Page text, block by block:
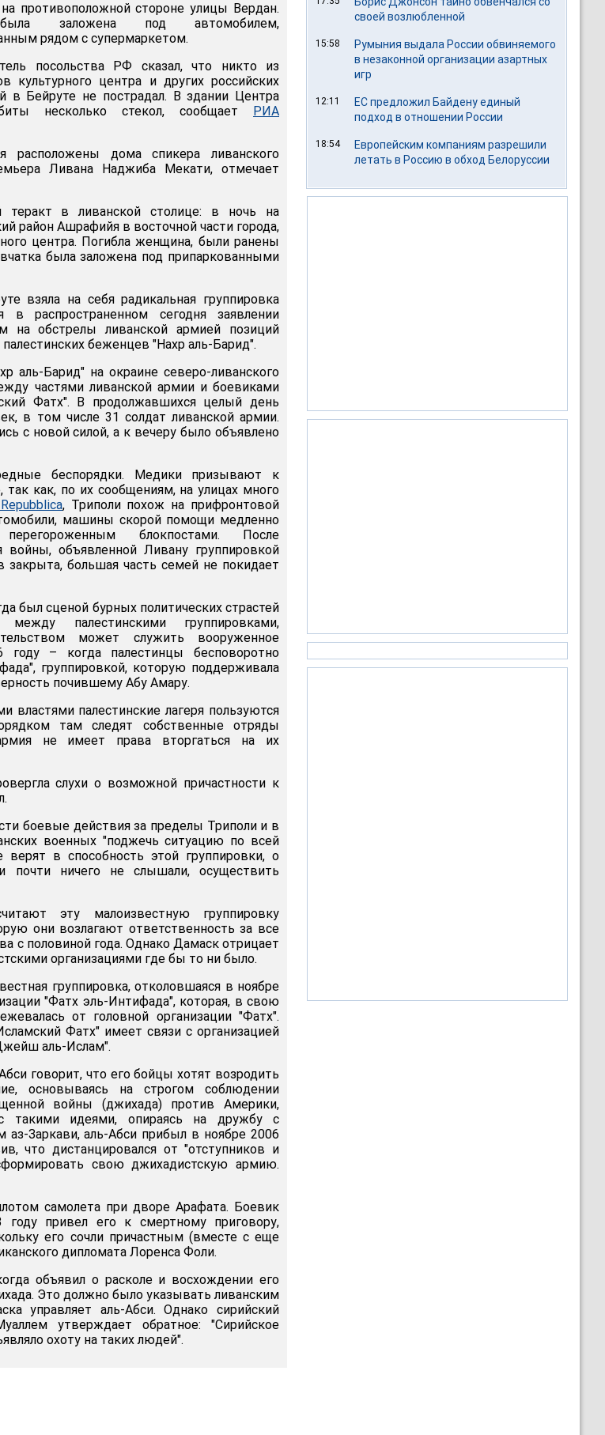
противоположной стороне улицы Вердан.
заложена под автомобилем,
рядом с супермаркетом.
посольства РФ сказал, что никто из
культурного центра и других российских
в Бейруте не пострадал. В здании Центра
несколько стекол, сообщает РИА
расположены дома спикера ливанского
Ливана Наджиба Мекати, отмечает
в ливанской столице: в ночь на
район Ашрафийя в восточной части города,
центра. Погибла женщина, были ранены
была заложена под припаркованными
взяла на себя радикальная группировка
распространенном сегодня заявлении
на обстрелы ливанской армией позиций
беженцев "Нахр аль-Барид".
аль-Барид" на окраине северо-ливанского
частями ливанской армии и боевиками
Фатх". В продолжавшихся целый день
в том числе 31 солдат ливанской армии.
с новой силой, а к вечеру было объявлено
беспорядки. Медики призывают к
как, по их сообщениям, на улицах много
, Триполи похож на прифронтовой
машины скорой помощи медленно
блокпостами. После
войны, объявленной Ливану группировкой
закрыта, большая часть семей не покидает
был сценой бурных политических страстей
палестинскими группировками,
может служить вооруженное
– когда палестинцы бесповоротно
группировкой, которую поддерживала
почившему Абу Амару.
властями палестинские лагеря пользуются
там следят собственные отряды
не имеет права вторгаться на их
слухи о возможной причастности к
боевые действия за пределы Триполи и в
военных "поджечь ситуацию по всей
в способность этой группировки, о
почти ничего не слышали, осуществить
эту малоизвестную группировку
они возлагают ответственность за все
с половиной года. Однако Дамаск отрицает
организациями где бы то ни было.
группировка, отколовшаяся в ноябре
"Фатх эль-Интифада", которая, в свою
от головной организации "Фатх".
Фатх" имеет связи с организацией
аль-Ислам".
говорит, что его бойцы хотят возродить
основываясь на строгом соблюдении
войны (джихада) против Америки,
такими идеями, опираясь на дружбу с
Заркави, аль-Абси прибыл в ноябре 2006
что дистанцировался от "отступников и
свою джихадистскую армию.
самолета при дворе Арафата. Боевик
привел его к смертному приговору,
его сочли причастным (вместе с еще
дипломата Лоренса Фоли.
объявил о расколе и восхождении его
Это должно было указывать ливанским
управляет аль-Абси. Однако сирийский
утверждает обратное: "Сирийское
охоту на таких людей".
своей возлюбленной
15:58
Румыния выдала России обвиняемого
в незаконной организации азартных
игр
12:11
ЕС предложил Байдену единый
подход в отношении России
18:54
Европейским компаниям разрешили
летать в Россию в обход Белоруссии